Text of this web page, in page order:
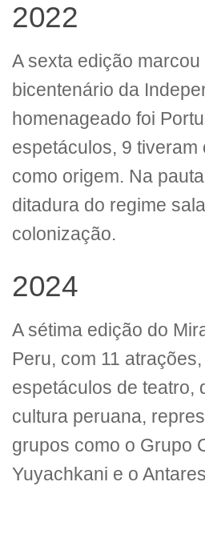
2022
A sexta edição marcou
bicentenário da
homenageado foi
espetáculos, 9 tiveram
como origem. Na
ditadura do regime
colonização.
2024
A sétima edição do
Peru, com 11
espetáculos de teatro,
cultura peruana,
grupos como o Grupo
Yuyachkani e o